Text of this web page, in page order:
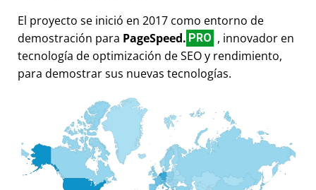
El proyecto se inició en 2017 como entorno de
demostración para PageSpeed. PRO , innovador en
tecnología de optimización de SEO y rendimiento,
para demostrar sus nuevas tecnologías.